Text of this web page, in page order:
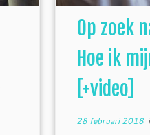
Op zoek
Hoe ik
[+video]
28 februari 2018